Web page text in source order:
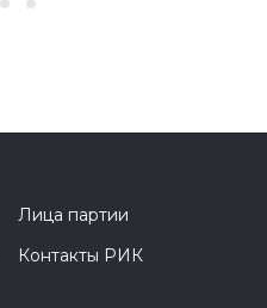
Лица партии
Контакты РИК